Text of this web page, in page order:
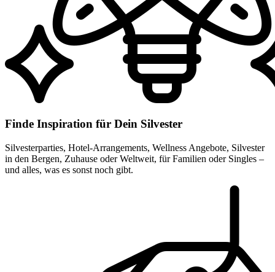
Finde Inspiration für Dein Silvester
Silvesterparties, Hotel-Arrangements, Wellness Angebote, Silvester
in den Bergen, Zuhause oder Weltweit, für Familien oder Singles –
und alles, was es sonst noch gibt.